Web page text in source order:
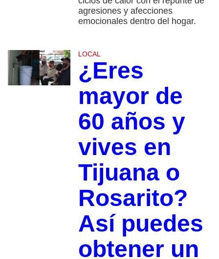
agresiones y afecciones
emocionales dentro del hogar.
LOCAL
¿Eres
mayor de
60 años y
vives en
Tijuana o
Rosarito?
Así puedes
obtener un